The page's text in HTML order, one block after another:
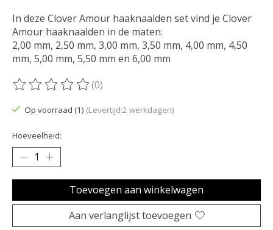
In deze Clover Amour haaknaalden set vind je Clover
Amour haaknaalden in de maten:
2,00 mm, 2,50 mm, 3,00 mm, 3,50 mm, 4,00 mm, 4,50
mm, 5,00 mm, 5,50 mm en 6,00 mm
De beoordeling van dit product is
(0)
Op voorraad (1) (Levertijd:2 werkdagen)
Hoeveelheid:
Toevoegen aan winkelwagen
Aan verlanglijst toevoegen